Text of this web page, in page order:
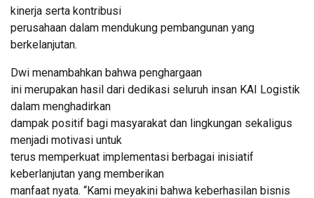
kinerja serta kontribusi
perusahaan dalam mendukung pembangunan yang
berkelanjutan.
Dwi menambahkan bahwa penghargaan
ini merupakan hasil dari dedikasi seluruh insan KAI Logistik
dalam menghadirkan
dampak positif bagi masyarakat dan lingkungan sekaligus
menjadi motivasi untuk
terus memperkuat implementasi berbagai inisiatif
keberlanjutan yang memberikan
manfaat nyata. “Kami meyakini bahwa keberhasilan bisnis